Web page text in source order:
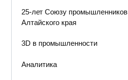
25-лет Союзу промышленников
Алтайского края
3D в промышленности
Аналитика